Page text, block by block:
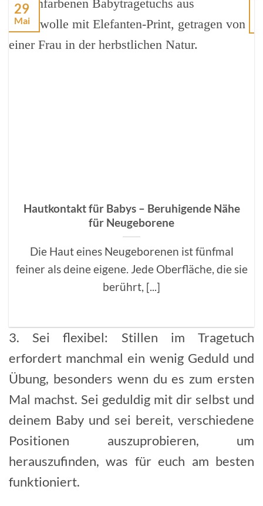
Hautkontakt für Babys – Beruhigende Nähe
für Neugeborene
Die Haut eines Neugeborenen ist fünfmal
feiner als deine eigene. Jede Oberfläche, die sie
berührt, [...]
29
Mai
3. Sei flexibel: Stillen im Tragetuch
erfordert manchmal ein wenig Geduld und
Übung, besonders wenn du es zum ersten
Mal machst. Sei geduldig mit dir selbst und
deinem Baby und sei bereit, verschiedene
Positionen auszuprobieren, um
herauszufinden, was für euch am besten
funktioniert.